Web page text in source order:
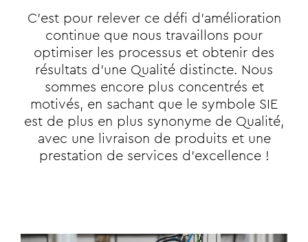
C'est pour relever ce défi d'amélioration
continue que nous travaillons pour
optimiser les processus et obtenir des
résultats d'une Qualité distincte. Nous
sommes encore plus concentrés et
motivés, en sachant que le symbole SIE
est de plus en plus synonyme de Qualité,
avec une livraison de produits et une
prestation de services d'excellence !